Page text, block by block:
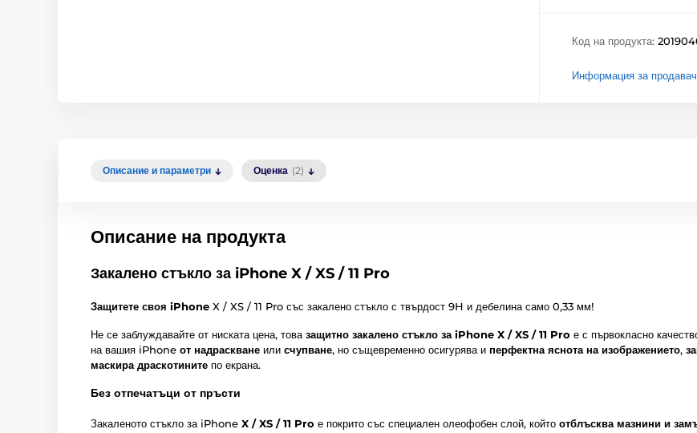
Код на продукта:
Информация за
Описание и параметри Оценка (2)
Описание на продукта
Закалено стъкло за iPhone X / XS / 11 Pro
Защитете своя iPhone X / XS / 11 Pro със закалено стъкло с твърдост 9H и дебелина само 0,33 мм!
Не се заблуждавайте от ниската цена, товазащитно закалено стъкло за iPhone X / XS / 11 Pro е с първокласно
на вашия iPhone от надраскване или счупване, но същевременно осигурява и перфектна яснота на изображението,
маскира драскотините по екрана.
Без отпечатъци от пръсти
Закаленото стъкло за iPhone X / XS / 11 Pro е покрито със специален олеофобен слой, който отблъсква мазнини и